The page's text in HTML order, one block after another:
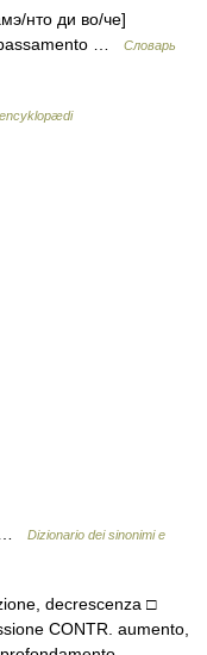
нто ди во/че]
…
Словарь
…
Dizionario dei sinonimi e
decrescenza □
CONTR. aumento,